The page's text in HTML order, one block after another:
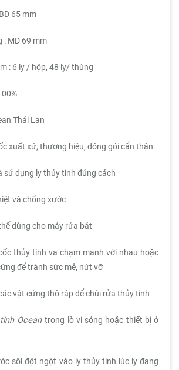
65 mm
: MD 69 mm
: 6 ly / hộp, 48 ly/ thùng
Thái Lan
xuất xứ, thương hiệu, đóng gói cẩn thận
sử dụng ly thủy tinh đúng cách
và chống xước
dùng cho máy rửa bát
thủy tinh va chạm mạnh với nhau hoặc
để tránh sức mẻ, nứt vỡ
vật cứng thô ráp để chùi rửa thủy tinh
Oceantrong lò vi sóng hoặc thiết bị ở
sôi đột ngột vào ly thủy tinh lúc ly đang